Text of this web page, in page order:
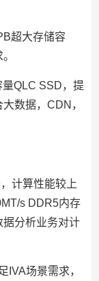
超大存储容
QLC SSD，提
数据，CDN，
计算性能较上
s DDR5内存
分析业务对计
IVA场景需求，